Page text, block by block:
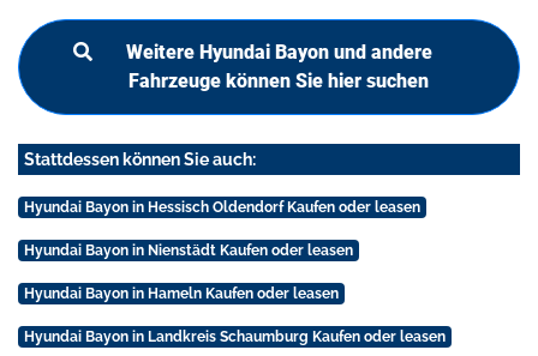
Weitere Hyundai Bayon und andere
Fahrzeuge können Sie hier suchen
Stattdessen können Sie auch:
Hyundai Bayon in Hessisch Oldendorf Kaufen oder leasen
Hyundai Bayon in Nienstädt Kaufen oder leasen
Hyundai Bayon in Hameln Kaufen oder leasen
Hyundai Bayon in Landkreis Schaumburg Kaufen oder leasen